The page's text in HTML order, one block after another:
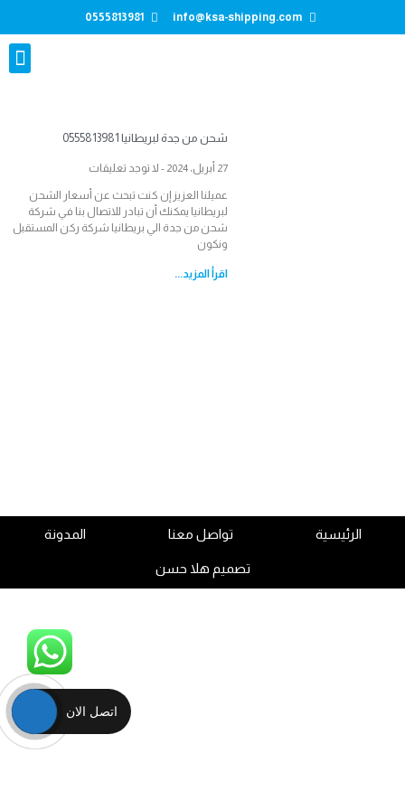
info@ksa-shipping.com
0555813981
شحن من جدة لبريطانيا 0555813981
27 أبريل، 2024 لا توجد تعليقات
عميلنا العزيز إن كنت تبحث عن أسعار الشحن
لبريطانيا يمكنك أن تبادر للاتصال بنا في شركة
شحن من جدة الي بريطانيا شركة ركن المستقبل
ونكون
اقرأ المزيد...
الرئيسية تواصل معنا المدونة
تصميم هلا حسن
اتصل الان